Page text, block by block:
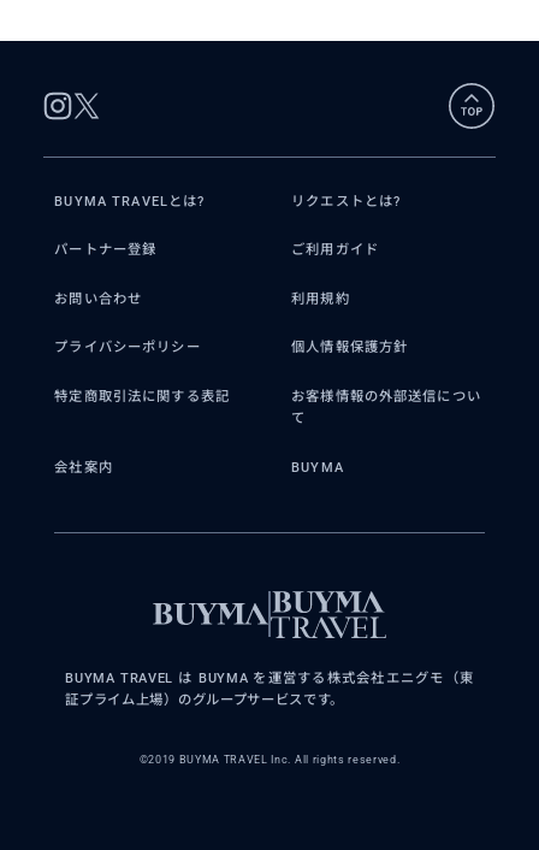
BUYMA TRAVELとは? リクエストとは?
パートナー登録 ご利用ガイド
お問い合わせ 利用規約
プライバシーポリシー 個人情報保護方針
特定商取引法に関する表記
お客様情報の外部送信につい
て
会社案内 BUYMA
BUYMA TRAVEL は BUYMA を運営する株式会社エニグモ（東
証プライム上場）のグループサービスです。
©2019 BUYMA TRAVEL Inc. All rights reserved.